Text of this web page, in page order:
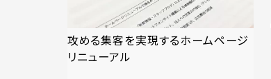
攻める集客を実現するホームページ
リニューアル